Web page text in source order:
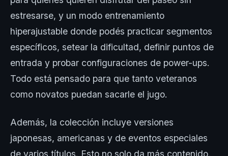
estresarse, y un modo entrenamiento
hiperajustable donde podés practicar segmentos
específicos, setear la dificultad, definir puntos de
entrada y probar configuraciones de power-ups.
Todo está pensado para que tanto veteranos
como novatos puedan sacarle el jugo.
Además, la colección incluye versiones
japonesas, americanas y de eventos especiales